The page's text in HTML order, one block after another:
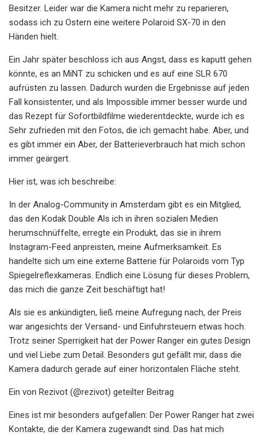
Besitzer. Leider war die Kamera nicht mehr zu reparieren,
sodass ich zu Ostern eine weitere Polaroid SX-70 in den
Händen hielt.
Ein Jahr später beschloss ich aus Angst, dass es kaputt gehen
könnte, es an MiNT zu schicken und es auf eine SLR 670
aufrüsten zu lassen. Dadurch wurden die Ergebnisse auf jeden
Fall konsistenter, und als Impossible immer besser wurde und
das Rezept für Sofortbildfilme wiederentdeckte, wurde ich es
Sehr zufrieden mit den Fotos, die ich gemacht habe. Aber, und
es gibt immer ein Aber, der Batterieverbrauch hat mich schon
immer geärgert.
Hier ist, was ich beschreibe:
In der Analog-Community in Amsterdam gibt es ein Mitglied,
das den Kodak Double Als ich in ihren sozialen Medien
herumschnüffelte, erregte ein Produkt, das sie in ihrem
Instagram-Feed anpreisten, meine Aufmerksamkeit. Es
handelte sich um eine externe Batterie für Polaroids vom Typ
Spiegelreflexkameras. Endlich eine Lösung für dieses Problem,
das mich die ganze Zeit beschäftigt hat!
Als sie es ankündigten, ließ meine Aufregung nach, der Preis
war angesichts der Versand- und Einfuhrsteuern etwas hoch.
Trotz seiner Sperrigkeit hat der Power Ranger ein gutes Design
und viel Liebe zum Detail. Besonders gut gefällt mir, dass die
Kamera dadurch gerade auf einer horizontalen Fläche steht.
Ein von Rezivot (@rezivot) geteilter Beitrag
Eines ist mir besonders aufgefallen: Der Power Ranger hat zwei
Kontakte, die der Kamera zugewandt sind. Das hat mich